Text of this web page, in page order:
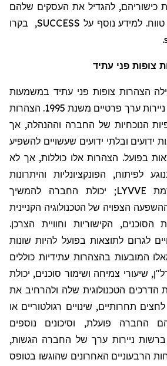
כישוריהם, להגדיל את העסקים שלהם
למידע נוסף על SUCCESS, בקרו
.
צופות פני עתיד
הצהרות צופות פני עתיד במשמעות
ניירות ערך פרטיים משנת 1995. הצהרות
הנוכחיות של החברה וההנהלה, אך
ידועים ובלתי ידועים שעשויים להשפיע
בפועל. הצהרות אלו כוללות, אך לא
לפיתוח, הפונקציונליות והיתרונות
הצפויים של פלטפורמת LYVVE; יכולת החברה להמשיך
הצפויה של הטכנולוגיה הקניינית
הסוכנים, הקישוריות וחוויית הצרכן.
לגרום לתוצאות בפועל להיות שונות
המובעות בהצהרות עתידיות כוללים
שיעורי צמיחה ושימור סוכנים, יכולת
הטכנולוגית שלה ולהרחיב את
תחרותיים, שינויים רגולטוריים או
החברה פועלת, וסיכונים נוספים
ניירות ערך של החברה הגשות,
הרבעוניים האחרונים שהוגשו בטופס